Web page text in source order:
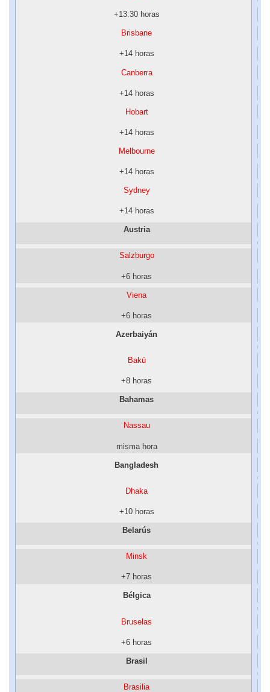
+13:30 horas
Brisbane
+14 horas
Canberra
+14 horas
Hobart
+14 horas
Melbourne
+14 horas
Sydney
+14 horas
Austria
Salzburgo
+6 horas
Viena
+6 horas
Azerbaiyán
Bakú
+8 horas
Bahamas
Nassau
misma hora
Bangladesh
Dhaka
+10 horas
Belarús
Minsk
+7 horas
Bélgica
Bruselas
+6 horas
Brasil
Brasilia